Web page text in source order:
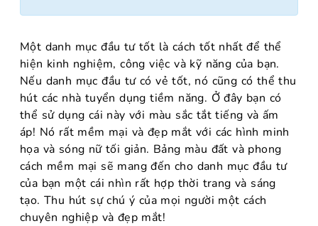
Một danh mục đầu tư tốt là cách tốt nhất để thể
hiện kinh nghiệm, công việc và kỹ năng của bạn.
Nếu danh mục đầu tư có vẻ tốt, nó cũng có thể thu
hút các nhà tuyển dụng tiềm năng. Ở đây bạn có
thể sử dụng cái này với màu sắc tắt tiếng và ấm
áp! Nó rất mềm mại và đẹp mắt với các hình minh
họa và sóng nữ tối giản. Bảng màu đất và phong
cách mềm mại sẽ mang đến cho danh mục đầu tư
của bạn một cái nhìn rất hợp thời trang và sáng
tạo. Thu hút sự chú ý của mọi người một cách
chuyên nghiệp và đẹp mắt!